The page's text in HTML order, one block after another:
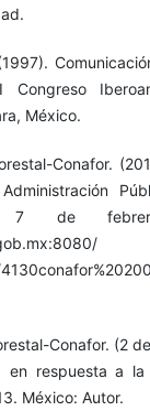
Congreso
México.
Conafor.
el 7 de
Conafor. (2
en respuesta a la
México: Autor.